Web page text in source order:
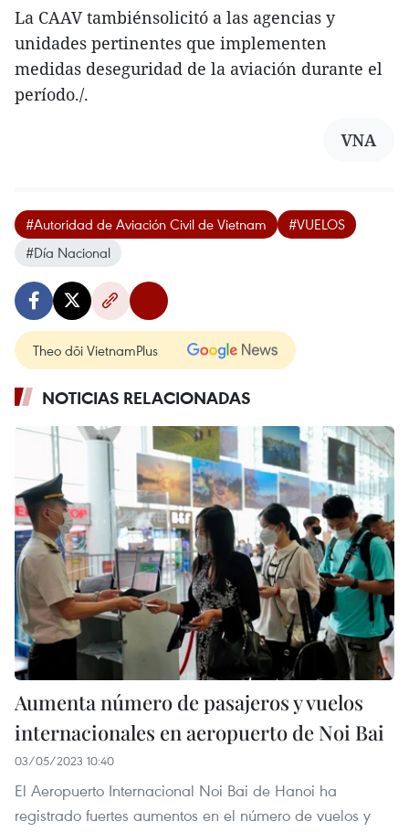
La CAAV tambiénsolicitó a las agencias y
unidades pertinentes que implementen
medidas deseguridad de la aviación durante el
período./.
VNA
#Autoridad de Aviación Civil de Vietnam
#VUELOS
#Día Nacional
Theo dõi VietnamPlus
NOTICIAS RELACIONADAS
Aumenta número de pasajeros y vuelos
internacionales en aeropuerto de Noi Bai
03/05/2023 10:40
El Aeropuerto Internacional Noi Bai de Hanoi ha
registrado fuertes aumentos en el número de vuelos y